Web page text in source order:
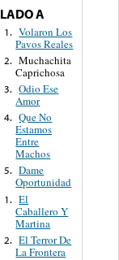
LADO A
1. Volaron Los
Pavos Reales
2. Muchachita
Caprichosa
3. Odio Ese
Amor
4. Que No
Estamos
Entre
Machos
5. Dame
Oportunidad
1. El
Caballero Y
Martina
2. El Terror De
La Frontera